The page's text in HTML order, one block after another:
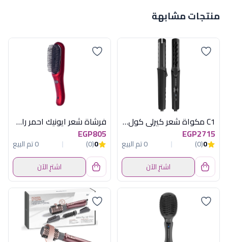
منتجات مشابهة
C1 مكواة شعر كيرلى كول اسود راش براش
EGP2715
0
(0)
0 تم البيع
اشترِ الآن
فرشاة شعر ايونيك احمر راش براش
EGP805
0
(0)
0 تم البيع
اشترِ الآن